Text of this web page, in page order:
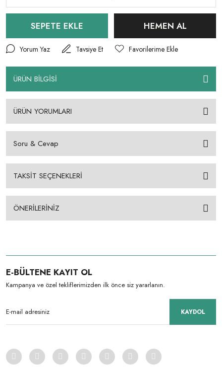
SEPETE EKLE HEMEN AL
Yorum Yaz Tavsiye Et
ÜRÜN BİLGİSİ
ÜRÜN YORUMLARI
Soru & Cevap
TAKSİT SEÇENEKLERİ
ÖNERİLERİNİZ
E-BÜLTENE KAYIT OL
Kampanya ve özel tekliflerimizden ilk önce siz yararlanın.
KAYDOL